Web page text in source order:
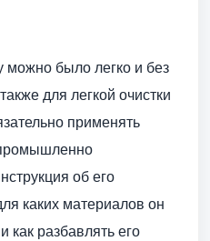
можно было легко и без
для легкой очистки
применять
об его
каких материалов он
как разбавлять его